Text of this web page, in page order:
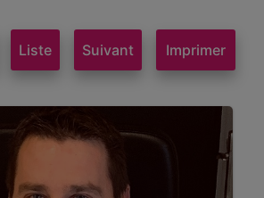
Liste Suivant Imprimer